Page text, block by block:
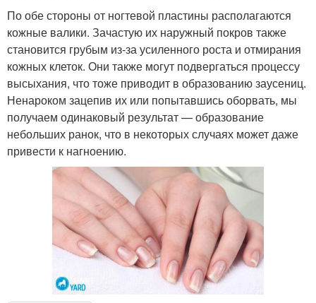
По обе стороны от ногтевой пластины располагаются
кожные валики. Зачастую их наружный покров также
становится грубым из-за усиленного роста и отмирания
кожных клеток. Они также могут подвергаться процессу
высыхания, что тоже приводит в образованию заусениц.
Ненароком зацепив их или попытавшись оборвать, мы
получаем одинаковый результат — образование
небольших ранок, что в некоторых случаях может даже
привести к нагноению.